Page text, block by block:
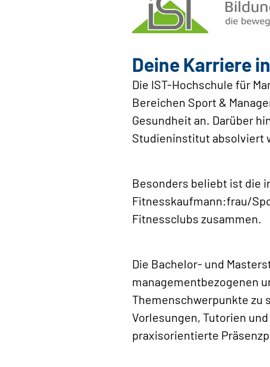
Deine Karriere
Die IST-Hochschule für
Bereichen Sport &
Gesundheit an. Darüber
Studieninstitut absolviert
Besonders beliebt ist die
Fitnesskaufmann:frau/
Fitnessclubs zusammen.
Die Bachelor- und
managementbezogenen
Themenschwerpunkte zu
Vorlesungen, Tutorien
praxisorientierte